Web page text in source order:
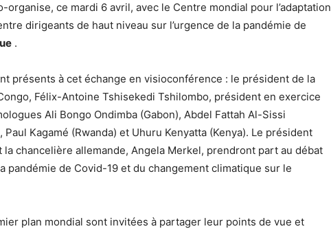
ce mardi 6 avril, avec le Centre mondial pour l’adaptation
dirigeants de haut niveau sur l’urgence de la pandémie de
.
présents à cet échange en visioconférence : le président de la
Félix-Antoine Tshisekedi Tshilombo, président en exercice
Ali Bongo Ondimba (Gabon), Abdel Fattah Al-Sissi
Paul Kagamé (Rwanda) et Uhuru Kenyatta (Kenya). Le président
la chancelière allemande, Angela Merkel, prendront part au débat
pandémie de Covid-19 et du changement climatique sur le
plan mondial sont invitées à partager leur points de vue et